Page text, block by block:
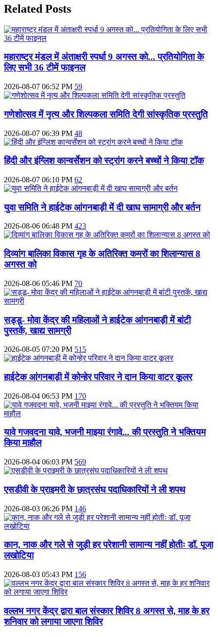
Related Posts
महाराष्‍ट्र मंडल में अंताक्षरी स्पर्धा 9 अगस्त को... प्रतियोगिता के
लिए सभी 36 टीमें फाइनल
2026-08-07 06:52 PM 59
गणेशोत्सव में नृत्य और शिल्पकला समिति देगी सांस्कृतिक प्रस्तुति
2026-08-07 06:39 PM 48
हिंदी और इंग्लिश कान्वर्सेशन को स्ट्रांग करने बच्चों ने किया टॉक
2026-08-07 06:10 PM 62
युवा समिति ने हाईटेक आंगनबाड़ी में दी खाघ सामाग्री और बर्तन
2026-08-06 06:48 PM 423
दिव्‍यांग बालिका विकास गृह के अतिरिक्‍त कमरों का शिलान्‍यास 8
अगस्त को
2026-08-06 05:46 PM 70
सड्डू- मोवा केंद्र की महिलाओं ने हाईटेक आंगनबाड़ी में बांटी
पुस्‍तकें, खाद्य सामग्री
2026-08-05 07:20 PM 515
हाईटेक आंगनबाड़ी में कोन्हेर परिवार ने दान किया वाटर कूलर
2026-08-04 06:53 PM 170
यावे गजवदना यावे, भजनी माझ्या रंगावे... की प्रस्तुति ने भक्तियम
किया माहौल
2026-08-04 06:03 PM 569
एसडीवी के प्राइमरी के छात्रसंघ पदाधिकारियों ने ली शपथ
2026-08-03 06:26 PM 146
कान, नाक और गले से जुड़ी हर परेशानी सामान्य नहीं होतीः डॉ. पूजा
लखोटिया
2026-08-03 05:43 PM 156
वल्लभ नगर केंद्र द्वारा बाल संस्कार शिविर 8 अगस्त से, माह के हर
शनिवार को लगाया जाएगा शिविर